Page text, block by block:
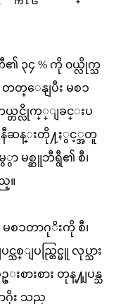
၃၄ % ကို ၀ယ္လိုက္သ
တတ္ေနျပီး မစၥ
တင္လိုက္္ျခင္းပ
နီဆန္းတို႔ႏွင့္အတူ
ာ မစ္ဆူဘီရွီ၏ စီ၊
။
ၥတာဂုိးကို စီ၊
သစ္ျပည္တြင္မူ လုပ္သား
ားစား တုန္႔ျပန္သ
ဂိုး သည္